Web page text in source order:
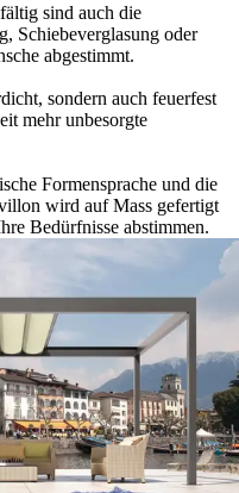
sind auch die
Schiebeverglasung oder
abgestimmt.
sondern auch feuerfest
mehr unbesorgte
Formensprache und die
wird auf Mass gefertigt
Bedürfnisse abstimmen.